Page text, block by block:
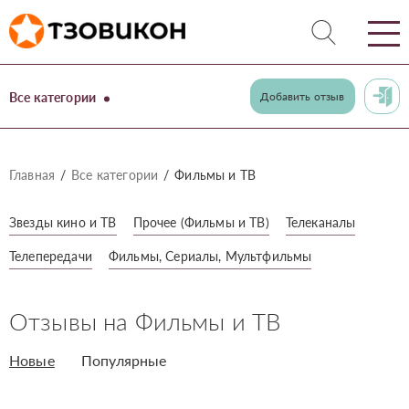
Все категории Добавить отзыв
Главная Все категории Фильмы и ТВ
Звезды кино и ТВ Прочее (Фильмы и ТВ) Телеканалы
Телепередачи Фильмы, Сериалы, Мультфильмы
Отзывы на Фильмы и ТВ
Новые Популярные